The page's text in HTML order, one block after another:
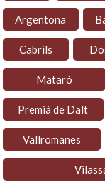
Argentona
Cabrils
Mataró
Premià de Dalt
Vallromanes